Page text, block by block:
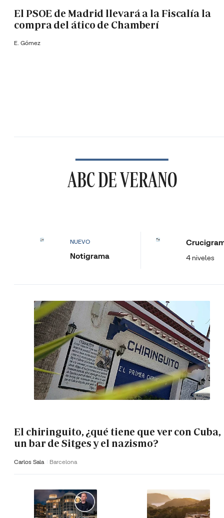
El PSOE de Madrid llevará a la Fiscalía la
compra del ático de Chamberí
E. Gómez
ABC DE VERANO
NUEVO
Notigrama 4 niveles
El chiringuito, ¿qué tiene que ver con Cuba,
un bar de Sitges y el nazismo?
Carlos Sala Barcelona